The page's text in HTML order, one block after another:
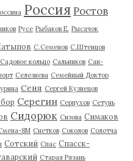
Россия Ростов
Русе Рыбаков Е. Рысачок
С.Семенов С.Штенцов
Садовое кольцо Сальников Сан-
Селезнева Семейный Доктор
Сеня Сергей Кузнецов
Серегин Серпухов Сетунь
Сидорюк Сизова Симаков
8М Снетков Соколов Солотча
Сотский Спас Спасск-
Старая Рязань